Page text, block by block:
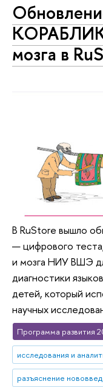
КОРАБЛИК
мозга в
В RuStore вышло
— цифрового
и мозга НИУ ВШЭ
диагностики
детей, который
научных
Программа развития
исследования и
разъяснение